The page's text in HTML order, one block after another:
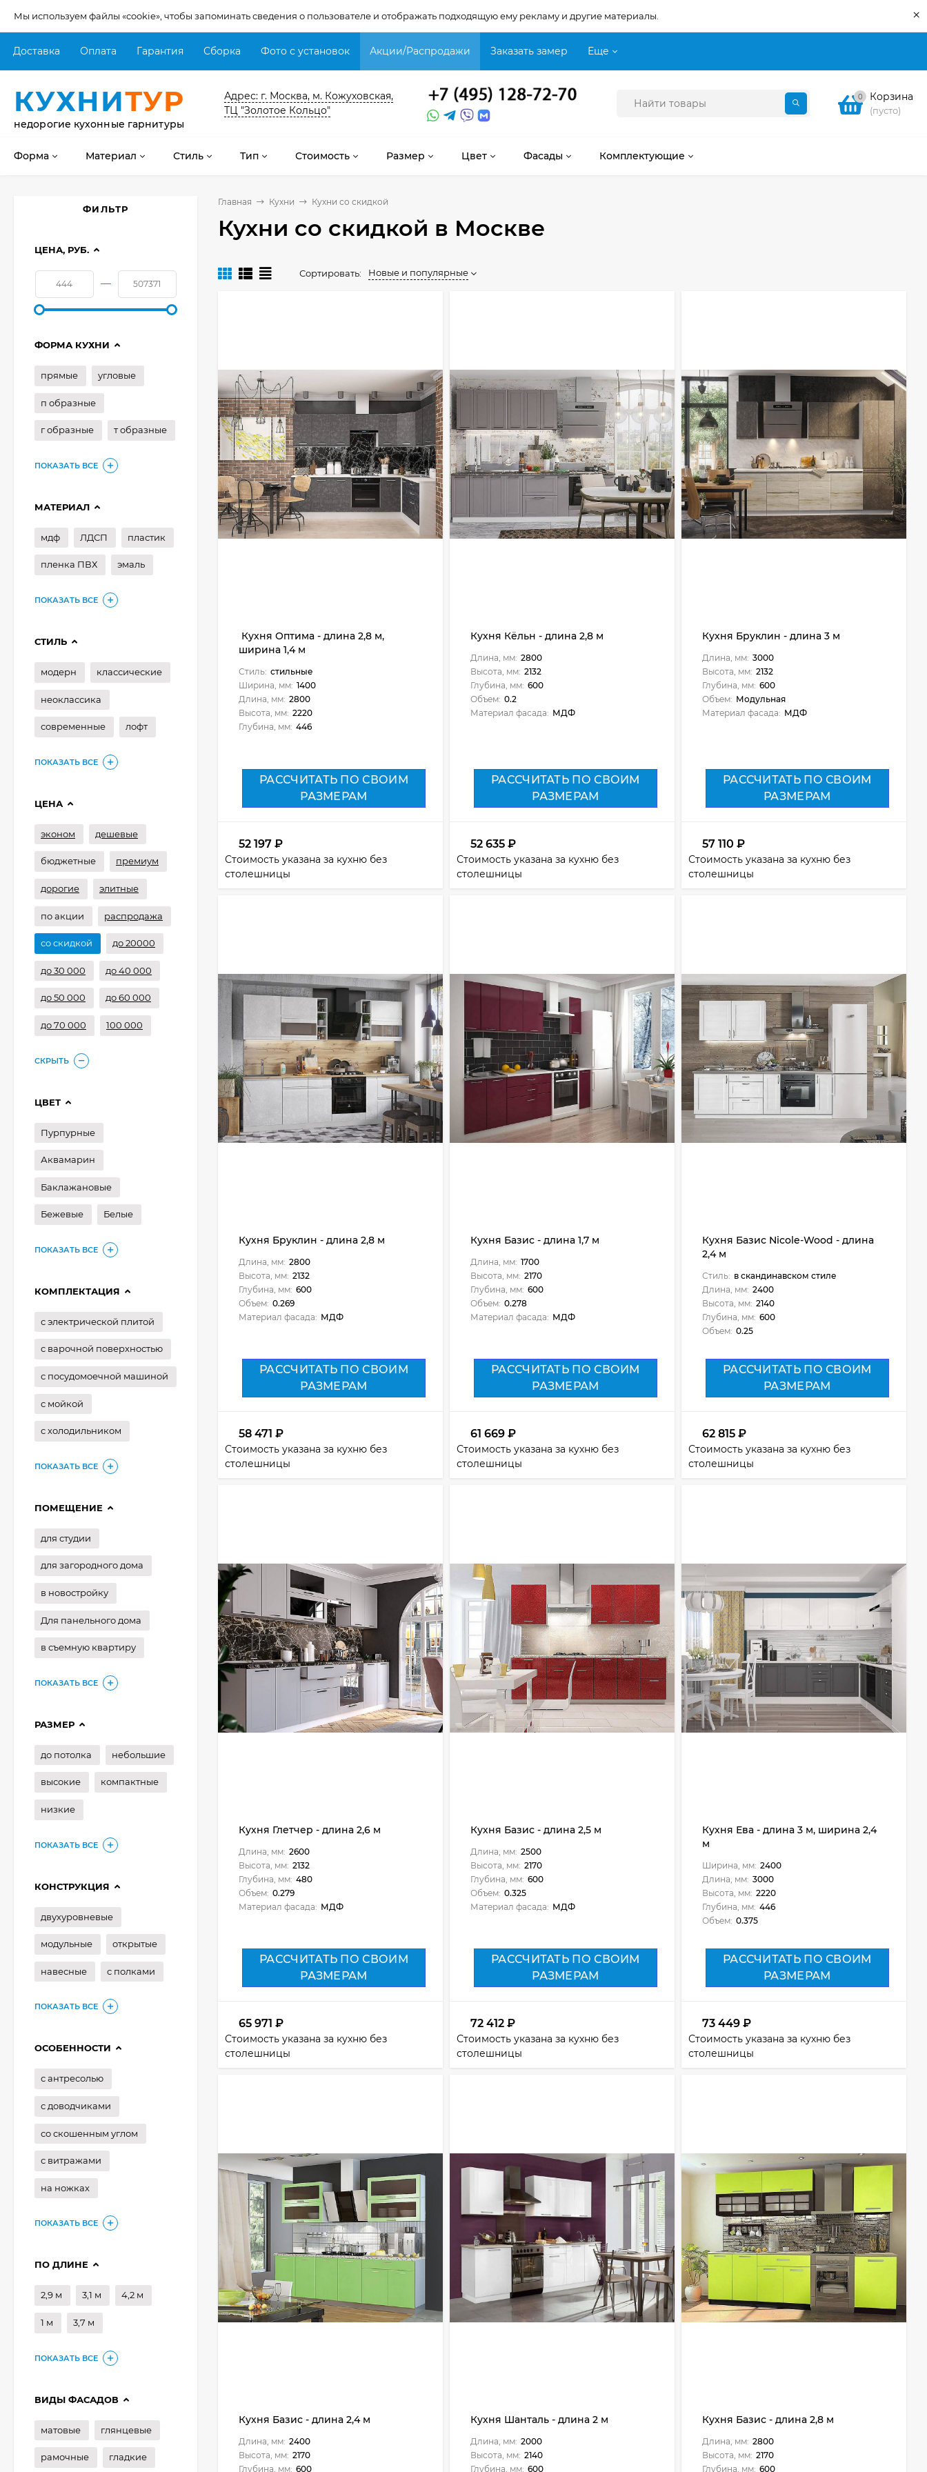
Мы используем файлы «cookie», чтобы запоминать сведения о пользователе и отображать подходящую ему рекламу и другие материалы. ×
Доставка Оплата Гарантия Сборка Фото с установок Акции/Распродажи Заказать замер Еще
КУХНИТУР
недорогие кухонные гарнитуры
Адрес: г. Москва, м. Кожуховская,
ТЦ "Золотое Кольцо"
0 Корзина
(пусто)
Форма Материал Стиль Тип Стоимость Размер Цвет Фасады Комплектующие
Главная Кухни Кухни со скидкой
Кухни со скидкой в Москве
Сортировать: Новые и популярные
Кухня Оптима - длина 2,8 м,
ширина 1,4 м
Стиль: стильные
Ширина, мм: 1400
Длина, мм: 2800
Высота, мм: 2220
Глубина, мм: 446
РАССЧИТАТЬ ПО СВОИМ
РАЗМЕРАМ
52 197 ₽
Стоимость указана за кухню без
столешницы
Кухня Кёльн - длина 2,8 м
Длина, мм: 2800
Высота, мм: 2132
Глубина, мм: 600
Объем: 0.2
Материал фасада: МДФ
РАССЧИТАТЬ ПО СВОИМ
РАЗМЕРАМ
52 635 ₽
Стоимость указана за кухню без
столешницы
Кухня Бруклин - длина 3 м
Длина, мм: 3000
Высота, мм: 2132
Глубина, мм: 600
Объем: Модульная
Материал фасада: МДФ
РАССЧИТАТЬ ПО СВОИМ
РАЗМЕРАМ
57 110 ₽
Стоимость указана за кухню без
столешницы
Кухня Бруклин - длина 2,8 м
Длина, мм: 2800
Высота, мм: 2132
Глубина, мм: 600
Объем: 0.269
Материал фасада: МДФ
РАССЧИТАТЬ ПО СВОИМ
РАЗМЕРАМ
58 471 ₽
Стоимость указана за кухню без
столешницы
Кухня Базис - длина 1,7 м
Длина, мм: 1700
Высота, мм: 2170
Глубина, мм: 600
Объем: 0.278
Материал фасада: МДФ
РАССЧИТАТЬ ПО СВОИМ
РАЗМЕРАМ
61 669 ₽
Стоимость указана за кухню без
столешницы
Кухня Базис Nicole-Wood - длина
2,4 м
Стиль: в скандинавском стиле
Длина, мм: 2400
Высота, мм: 2140
Глубина, мм: 600
Объем: 0.25
РАССЧИТАТЬ ПО СВОИМ
РАЗМЕРАМ
62 815 ₽
Стоимость указана за кухню без
столешницы
Кухня Глетчер - длина 2,6 м
Длина, мм: 2600
Высота, мм: 2132
Глубина, мм: 480
Объем: 0.279
Материал фасада: МДФ
РАССЧИТАТЬ ПО СВОИМ
РАЗМЕРАМ
65 971 ₽
Стоимость указана за кухню без
столешницы
Кухня Базис - длина 2,5 м
Длина, мм: 2500
Высота, мм: 2170
Глубина, мм: 600
Объем: 0.325
Материал фасада: МДФ
РАССЧИТАТЬ ПО СВОИМ
РАЗМЕРАМ
72 412 ₽
Стоимость указана за кухню без
столешницы
Кухня Ева - длина 3 м, ширина 2,4
м
Ширина, мм: 2400
Длина, мм: 3000
Высота, мм: 2220
Глубина, мм: 446
Объем: 0.375
РАССЧИТАТЬ ПО СВОИМ
РАЗМЕРАМ
73 449 ₽
Стоимость указана за кухню без
столешницы
Кухня Базис - длина 2,4 м
Длина, мм: 2400
Высота, мм: 2170
Глубина, мм: 600
Кухня Шанталь - длина 2 м
Длина, мм: 2000
Высота, мм: 2140
Глубина, мм: 600
Кухня Базис - длина 2,8 м
Длина, мм: 2800
Высота, мм: 2170
Глубина, мм: 600
ФИЛЬТР
ЦЕНА, РУБ.
—
ФОРМА КУХНИ
прямые угловые
п образные
г образные т образные
ПОКАЗАТЬ ВСЕ
МАТЕРИАЛ
мдф ЛДСП пластик
пленка ПВХ эмаль
ПОКАЗАТЬ ВСЕ
СТИЛЬ
модерн классические
неоклассика
современные лофт
ПОКАЗАТЬ ВСЕ
ЦЕНА
эконом дешевые
бюджетные премиум
дорогие элитные
по акции распродажа
со скидкой до 20000
до 30 000 до 40 000
до 50 000 до 60 000
до 70 000 100 000
СКРЫТЬ
ЦВЕТ
Пурпурные
Аквамарин
Баклажановые
Бежевые Белые
ПОКАЗАТЬ ВСЕ
КОМПЛЕКТАЦИЯ
с электрической плитой
с варочной поверхностью
с посудомоечной машиной
с мойкой
с холодильником
ПОКАЗАТЬ ВСЕ
ПОМЕЩЕНИЕ
для студии
для загородного дома
в новостройку
Для панельного дома
в съемную квартиру
ПОКАЗАТЬ ВСЕ
РАЗМЕР
до потолка небольшие
высокие компактные
низкие
ПОКАЗАТЬ ВСЕ
КОНСТРУКЦИЯ
двухуровневые
модульные открытые
навесные с полками
ПОКАЗАТЬ ВСЕ
ОСОБЕННОСТИ
с антресолью
с доводчиками
со скошенным углом
с витражами
на ножках
ПОКАЗАТЬ ВСЕ
ПО ДЛИНЕ
2,9 м 3,1 м 4,2 м
1 м 3,7 м
ПОКАЗАТЬ ВСЕ
ВИДЫ ФАСАДОВ
матовые глянцевые
рамочные гладкие